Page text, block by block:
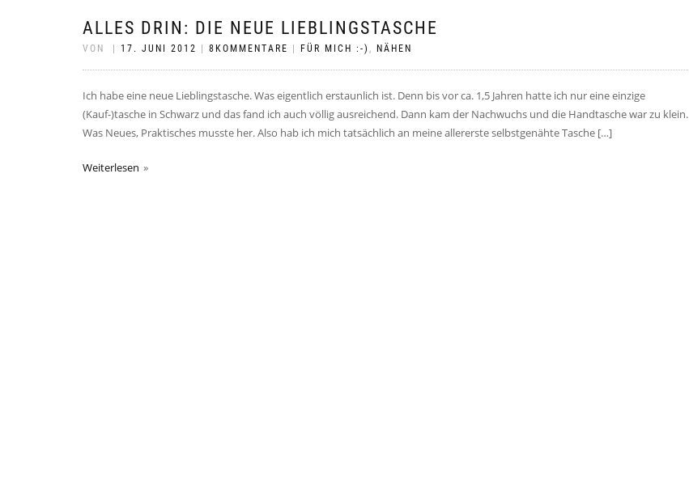
ALLES DRIN: DIE NEUE LIEBLINGSTASCHE
VON 17. JUNI 2012 8KOMMENTARE FÜR MICH :-) , NÄHEN
Ich habe eine neue Lieblingstasche. Was eigentlich erstaunlich ist. Denn bis vor ca. 1,5 Jahren hatte ich nur eine einzige
(Kauf-)tasche in Schwarz und das fand ich auch völlig ausreichend. Dann kam der Nachwuchs und die Handtasche war zu klein.
Was Neues, Praktisches musste her. Also hab ich mich tatsächlich an meine allererste selbstgenähte Tasche […]
Weiterlesen